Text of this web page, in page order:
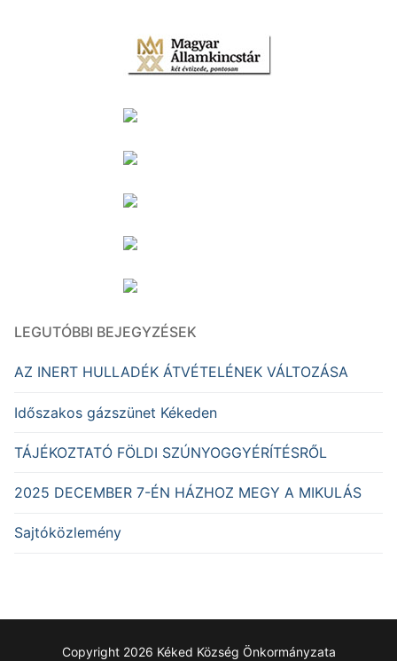
LEGUTÓBBI BEJEGYZÉSEK
AZ INERT HULLADÉK ÁTVÉTELÉNEK VÁLTOZÁSA
Időszakos gázszünet Kékeden
TÁJÉKOZTATÓ FÖLDI SZÚNYOGGYÉRÍTÉSRŐL
2025 DECEMBER 7-ÉN HÁZHOZ MEGY A MIKULÁS
Sajtóközlemény
Copyright 2026 Kéked Község Önkormányzata